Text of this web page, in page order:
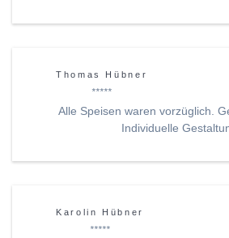
Thomas Hübner
*****
Alle Speisen waren vorzüglich.
Individuelle
Karolin Hübner
*****